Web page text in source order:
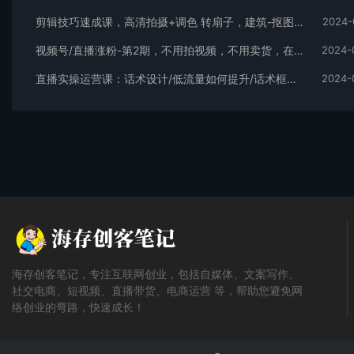
剪辑技巧速成课，高清拍摄+调色 转扇子，建筑-抠图精通，新手秒变剪辑专家
视频号/直播涨粉-第2期，不用拍视频，不用卖货，在直播间做菜，就可以搞钱 2024-
直播实操运营课：话术设计/低流量如何提升/话术框架/全场燃爆/非常干货 2024-
海存创客笔记，专注互联网创业，包括自媒体、文案写作、
社交电商、短视频、直播带货、电商运营 等，帮助您避免网
络创业的弯路，快速成长！